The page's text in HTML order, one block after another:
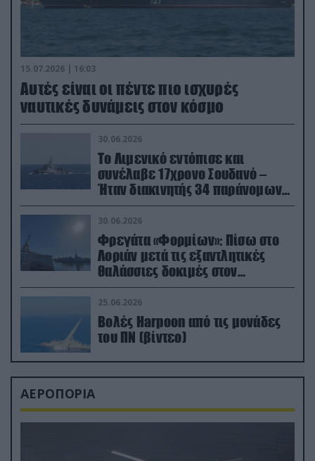
15.07.2026 | 16:03
Aυτές είναι οι πέντε πιο ισχυρές
ναυτικές δυνάμεις στον κόσμο
30.06.2026
Το Λιμενικό εντόπισε και
συνέλαβε 17χρονο Σουδανό –
Ήταν διακινητής 34 παράνομων
μεταναστών
30.06.2026
Φρεγάτα «Φορμίων»: Πίσω στο
Λοριάν μετά τις εξαντλητικές
θαλάσσιες δοκιμές στον
απαιτητικό Βισκαϊκό
25.06.2026
Βολές Harpoon από τις μονάδες
του ΠΝ (βίντεο)
ΑΕΡΟΠΟΡΙΑ